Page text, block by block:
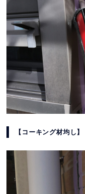
【コーキング材均し】